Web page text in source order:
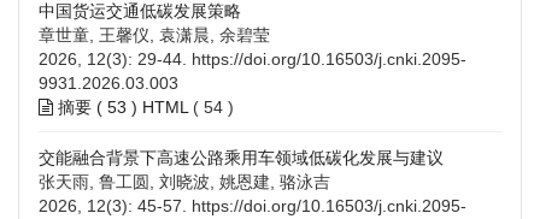
中国货运交通低碳发展策略
章世童, 王馨仪, 袁潇晨, 余碧莹
2026, 12(3): 29-44. https://doi.org/10.16503/j.cnki.2095-
9931.2026.03.003
摘要 ( 53 ) HTML ( 54 )
交能融合背景下高速公路乘用车领域低碳化发展与建议
张天雨, 鲁工圆, 刘晓波, 姚恩建, 骆泳吉
2026, 12(3): 45-57. https://doi.org/10.16503/j.cnki.2095-